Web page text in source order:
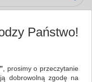
Państwo!
, prosimy o przeczytanie
dobrowolną zgodę na